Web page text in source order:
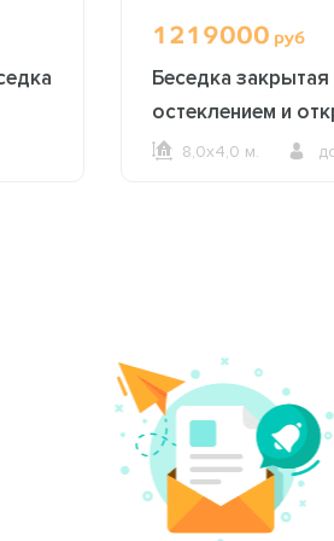
1219000 руб
Беседка закрытая
остеклением и
зоной барбекю
8,0х4,0 м.